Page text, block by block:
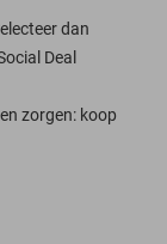
dan
Deal
zorgen: koop